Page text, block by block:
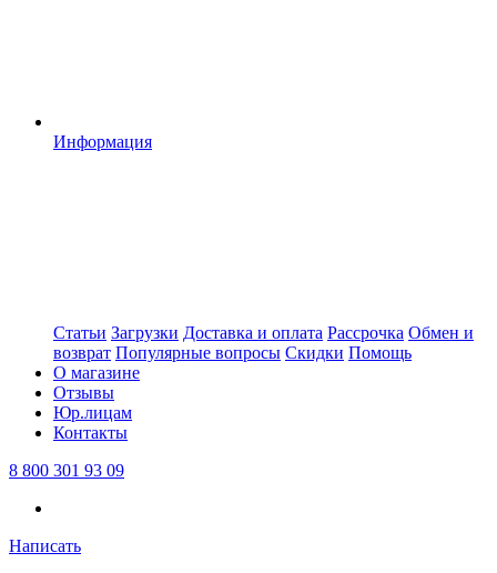
Информация
Статьи Загрузки Доставка и оплата Рассрочка Обмен и
возврат Популярные вопросы Скидки Помощь
О магазине
Отзывы
Юр.лицам
Контакты
8 800 301 93 09
Написать